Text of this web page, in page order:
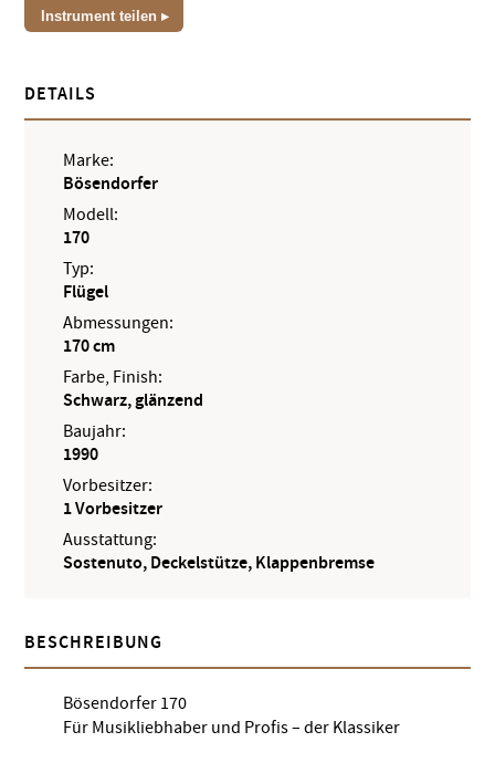
Instrument teilen
DETAILS
Marke:
Bösendorfer
Modell:
170
Typ:
Flügel
Abmessungen:
170 cm
Farbe, Finish:
Schwarz, glänzend
Baujahr:
1990
Vorbesitzer:
1 Vorbesitzer
Ausstattung:
Sostenuto, Deckelstütze, Klappenbremse
BESCHREIBUNG
Bösendorfer 170
Für Musikliebhaber und Profis – der Klassiker